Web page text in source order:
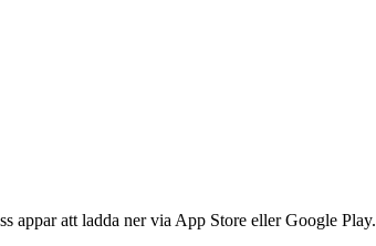
appar att ladda ner via App Store eller Google Play.